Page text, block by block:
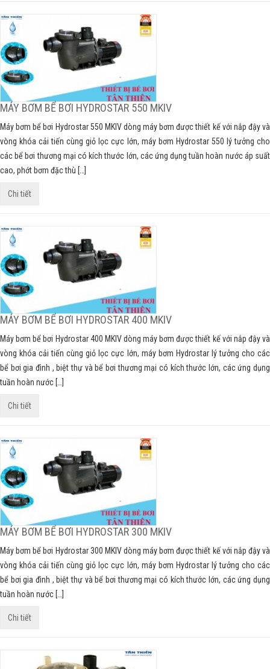
MÁY BƠM BỂ BƠI HYDROSTAR 550 MKIV
Máy bơm bể bơi Hydrostar 550 MKIV dòng máy bơm được thiết kế với nắp đậy và
vòng khóa cải tiến cùng giỏ lọc cực lớn, máy bơm Hydrostar 550 lý tưởng cho
các bể bơi thương mại có kích thước lớn, các ứng dụng tuần hoàn nước áp suất
cao, phớt bơm đặc thù […]
Chi tiết
MÁY BƠM BỂ BƠI HYDROSTAR 400 MKIV
Máy bơm bể bơi Hydrostar 400 MKIV dòng máy bơm được thiết kế với nắp đậy và
vòng khóa cải tiến cùng giỏ lọc cực lớn, máy bơm Hydrostar lý tưởng cho các
bể bơi gia đình , biệt thự và bể bơi thương mại có kích thước lớn, các ứng dụng
tuần hoàn nước […]
Chi tiết
MÁY BƠM BỂ BƠI HYDROSTAR 300 MKIV
Máy bơm bể bơi Hydrostar 300 MKIV dòng máy bơm được thiết kế với nắp đậy và
vòng khóa cải tiến cùng giỏ lọc cực lớn, máy bơm Hydrostar lý tưởng cho các
bể bơi gia đình , biệt thự và bể bơi thương mại có kích thước lớn, các ứng dụng
tuần hoàn nước […]
Chi tiết